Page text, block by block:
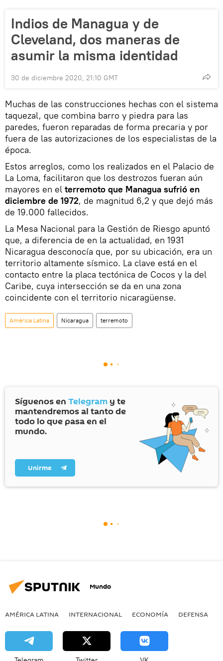
Indios de Managua y de
Cleveland, dos maneras de
asumir la misma identidad
30 de diciembre 2020, 21:10 GMT
Muchas de las construcciones hechas con el sistema
taquezal, que combina barro y piedra para las
paredes, fueron reparadas de forma precaria y por
fuera de las autorizaciones de los especialistas de la
época.
Estos arreglos, como los realizados en el Palacio de
La Loma, facilitaron que los destrozos fueran aún
mayores en el terremoto que Managua sufrió en
diciembre de 1972, de magnitud 6,2 y que dejó más
de 19.000 fallecidos.
La Mesa Nacional para la Gestión de Riesgo apuntó
que, a diferencia de en la actualidad, en 1931
Nicaragua desconocía que, por su ubicación, era un
territorio altamente sísmico. La clave está en el
contacto entre la placa tectónica de Cocos y la del
Caribe, cuya intersección se da en una zona
coincidente con el territorio nicaragüense.
América Latina Nicaragua terremoto
Síguenos en Telegram y te
mantendremos al tanto de
todo lo que pasa en el
mundo.
Unirme
Mundo
AMÉRICA LATINA INTERNACIONAL ECONOMÍA DEFENSA